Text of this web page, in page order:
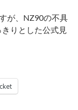
が、NZ90の不具
りとした公式見